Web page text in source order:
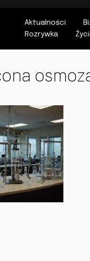
Aktualności
Rozrywka